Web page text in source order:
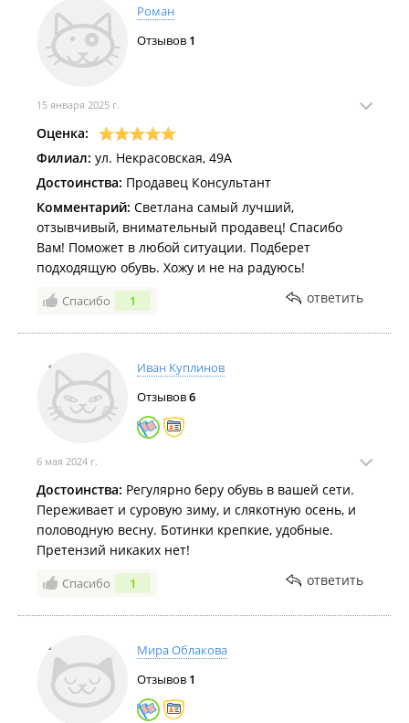
Роман
Отзывов 1
15 января 2025 г.
Оценка:
Филиал: ул. Некрасовская, 49А
Достоинства: Продавец Консультант
Комментарий: Светлана самый лучший,
отзывчивый, внимательный продавец! Спасибо
Вам! Поможет в любой ситуации. Подберет
подходящую обувь. Хожу и не на радуюсь!
Спасибо 1 ответить
Иван Куплинов
Отзывов6
6 мая 2024 г.
Достоинства: Регулярно беру обувь в вашей сети.
Переживает и суровую зиму, и слякотную осень, и
половодную весну. Ботинки крепкие, удобные.
Претензий никаких нет!
Спасибо 1 ответить
Мира Облакова
Отзывов 1